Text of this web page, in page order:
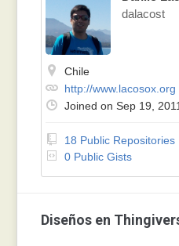
dalacost
Chile
http://www.lacosox.org
Joined on Sep 19, 2011
18 Public Repositories
0 Public Gists
Diseños en